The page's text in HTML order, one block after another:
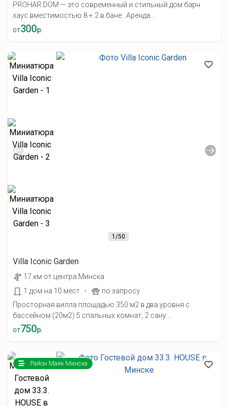
PROHAR DOM — это современный и стильный дом барн
хаус вместимостью 8 + 2 в бане . Аренда...
от300р.
1/50
Villa Iconic Garden
17 км от центра Минска
1 дом на 10 мест
·
по запросу
Просторная вилла площадью 350 м2 в два уровня с
бассейном (20м2) 5 спальных комнат, 2 сану...
от750р.
Район Маяк Минска